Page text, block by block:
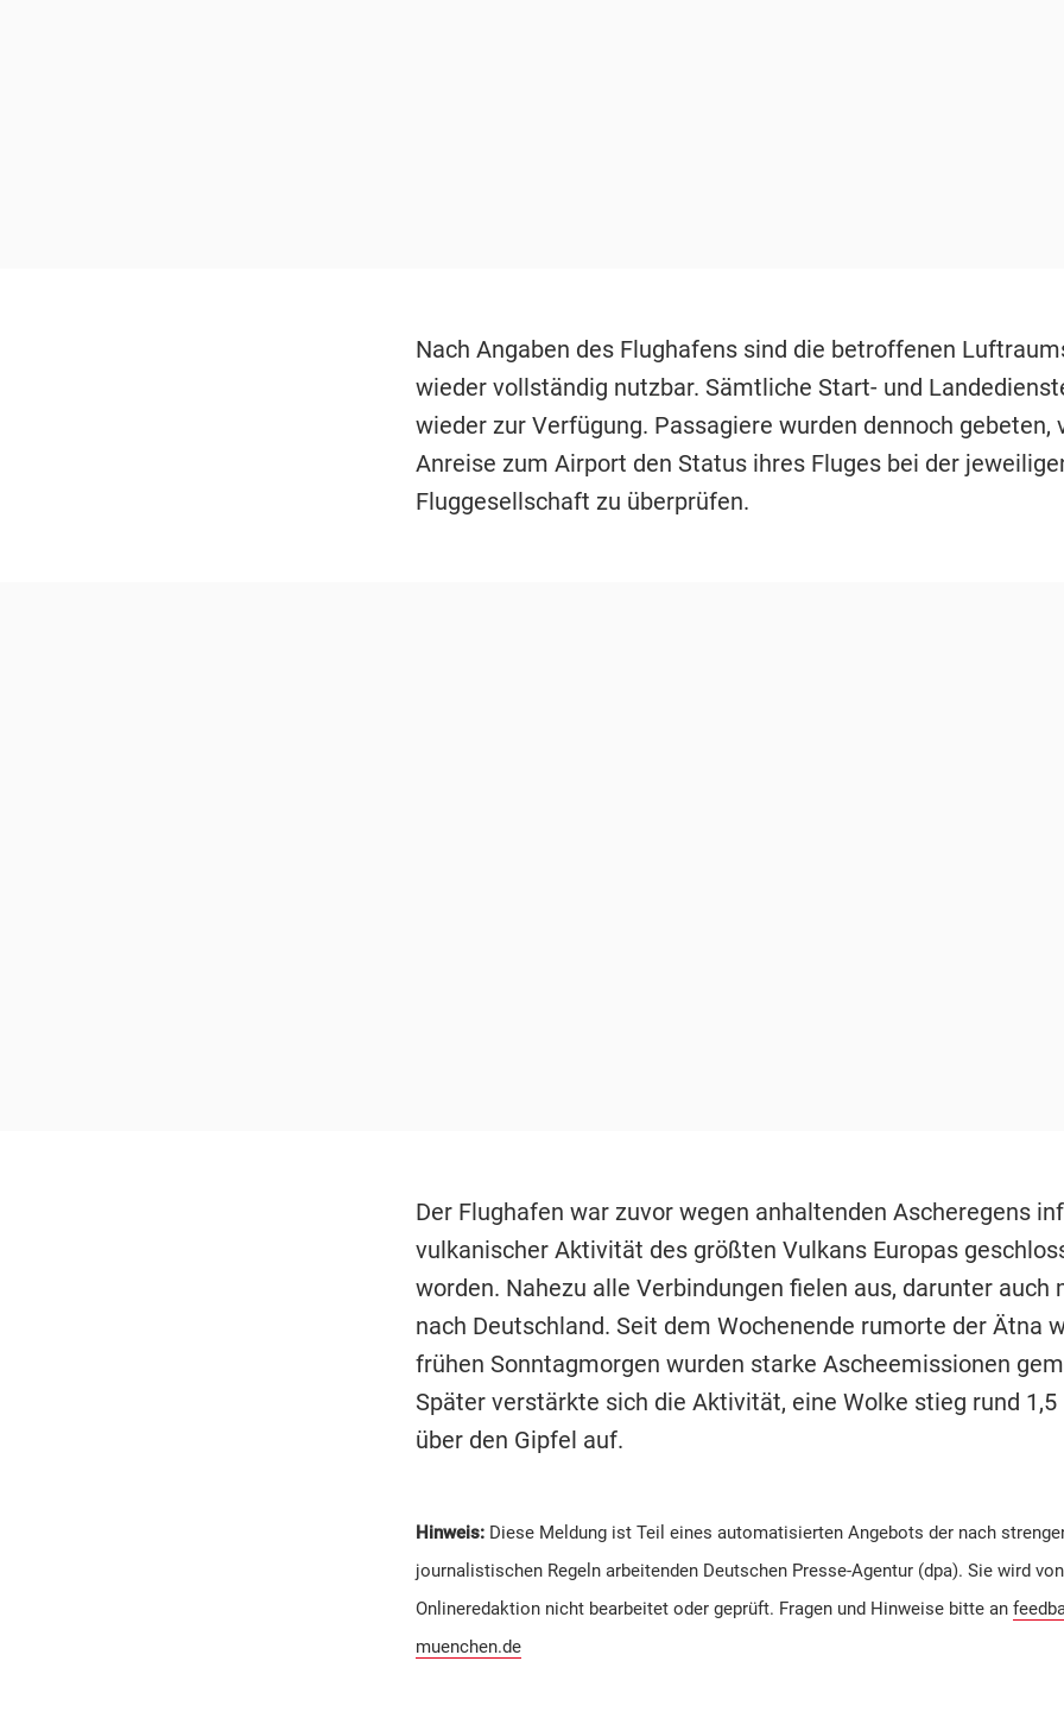
Nach Angaben des Flughafens sind die betroffenen
wieder vollständig nutzbar. Sämtliche Start- und
wieder zur Verfügung. Passagiere wurden dennoch gebeten,
Anreise zum Airport den Status ihres Fluges bei der
Fluggesellschaft zu überprüfen.
Der Flughafen war zuvor wegen anhaltenden Ascheregens
vulkanischer Aktivität des größten Vulkans Europas
worden. Nahezu alle Verbindungen fielen aus, darunter auch
nach Deutschland. Seit dem Wochenende rumorte der Ätna
frühen Sonntagmorgen wurden starke Ascheemissionen
Später verstärkte sich die Aktivität, eine Wolke stieg rund
über den Gipfel auf.
Hinweis:Diese Meldung ist Teil eines automatisierten Angebots der nach
journalistischen Regeln arbeitenden Deutschen Presse-Agentur (dpa). Sie wird
Onlineredaktion nicht bearbeitet oder geprüft. Fragen und Hinweise bitte an
muenchen.de